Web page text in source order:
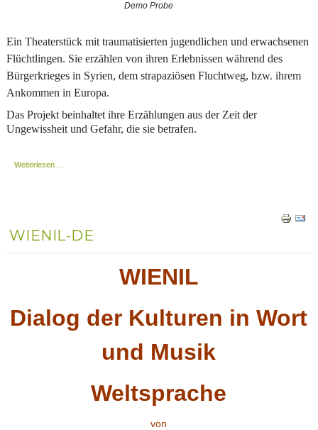
Demo Probe
Ein Theaterstückmit traumatisierten jugendlichen und erwachsenen
Flüchtlingen. Sie erzählen von ihren Erlebnissen während des
Bürgerkrieges in Syrien, dem strapaziösen Fluchtweg, bzw. ihrem
Ankommen in Europa.
Das Projekt beinhaltet ihre Erzählungen aus der Zeit der
Ungewissheit und Gefahr, die sie betrafen.
Weiterlesen ...
WIENIL-DE
WIENIL
Dialog der Kulturen in Wort
und Musik
Weltsprache
von